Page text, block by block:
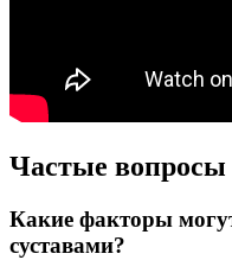
Частые вопросы
Какие факторы
суставами?